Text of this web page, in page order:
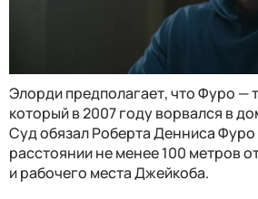
Элорди предполагает, что Фуро —
который в 2007 году ворвался в
Суд обязал Роберта Денниса
расстоянии не менее 100 метров
и рабочего места Джейкоба.